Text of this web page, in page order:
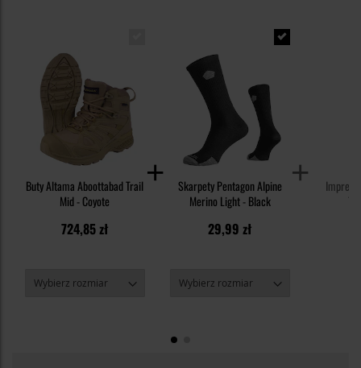
Buty Altama Aboottabad Trail
Mid - Coyote
724,85 zł
Skarpety Pentagon Alpine
Merino Light - Black
29,99 zł